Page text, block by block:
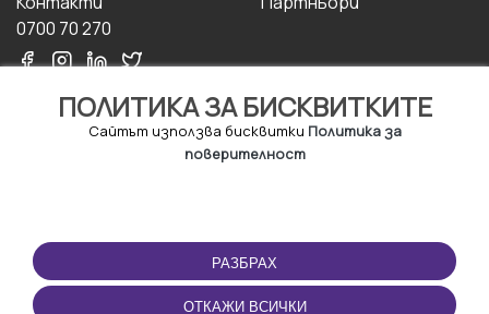
ПОЛИТИКА ЗА БИСКВИТКИТЕ
Сайтът използва бисквитки Политика за
поверителност
РАЗБРАХ
ОТКАЖИ ВСИЧКИ
0700 70 270
ПОЛЗВАНЕ
Правила и условия за
ползване
ПРИЛОЖЕНИЕТО